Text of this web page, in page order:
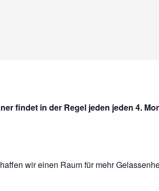
findet in der Regel jeden jeden 4.
wir einen Raum für mehr